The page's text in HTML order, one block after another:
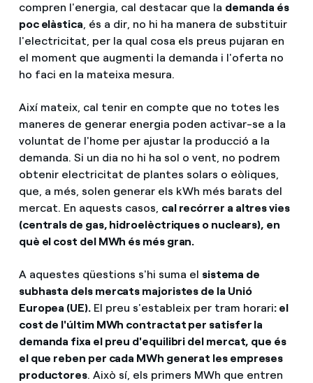
compren l'energia, cal destacar que la demanda és
poc elàstica, és a dir, no hi ha manera de substituir
l'electricitat, per la qual cosa els preus pujaran en
el moment que augmenti la demanda i l'oferta no
ho faci en la mateixa mesura.
Així mateix, cal tenir en compte que no totes les
maneres de generar energia poden activar-se a la
voluntat de l'home per ajustar la producció a la
demanda. Si un dia no hi ha sol o vent, no podrem
obtenir electricitat de plantes solars o eòliques,
que, a més, solen generar els kWh més barats del
mercat. En aquests casos, cal recórrer a altres vies
(centrals de gas, hidroelèctriques o nuclears), en
què el cost del MWh és més gran.
A aquestes qüestions s'hi suma el sistema de
subhasta dels mercats majoristes de la Unió
Europea (UE).El preu s'estableix per tram horari: el
cost de l'últim MWh contractat per satisfer la
demanda fixa el preu d'equilibri del mercat, que és
el que reben per cada MWh generat les empreses
productores. Això sí, els primers MWh que entren